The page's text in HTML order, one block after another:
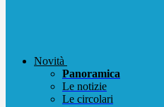
Novità
Panoramica
Le notizie
Le circolari